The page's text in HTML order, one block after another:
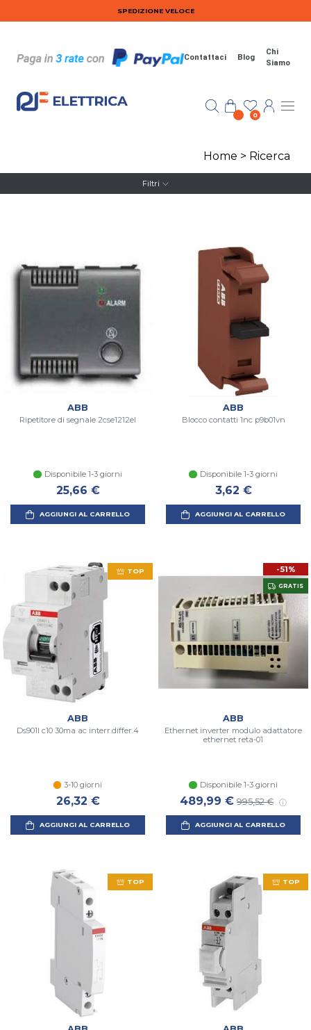
Salta al contenuto principaleSPEDIZIONE VELOCE
Contattaci Blog
Chi
Siamo
0
Home > Ricerca
Filtri
ABB
Ripetitore di segnale 2cse1212el
Disponibile 1-3 giorni
25,66 €
AGGIUNGI AL CARRELLO
ABB
Blocco contatti 1nc p9b01vn
Disponibile 1-3 giorni
3,62 €
AGGIUNGI AL CARRELLO
TOP
ABB
Ds901l c10 30ma ac interr.differ.4
3-10 giorni
26,32 €
AGGIUNGI AL CARRELLO
-51%
GRATIS
ABB
Ethernet inverter modulo adattatore
ethernet reta-01
Disponibile 1-3 giorni
Prezzo scontato
489,99 € Prezzo di
995,52 €
AGGIUNGI AL CARRELLO
TOP TOP